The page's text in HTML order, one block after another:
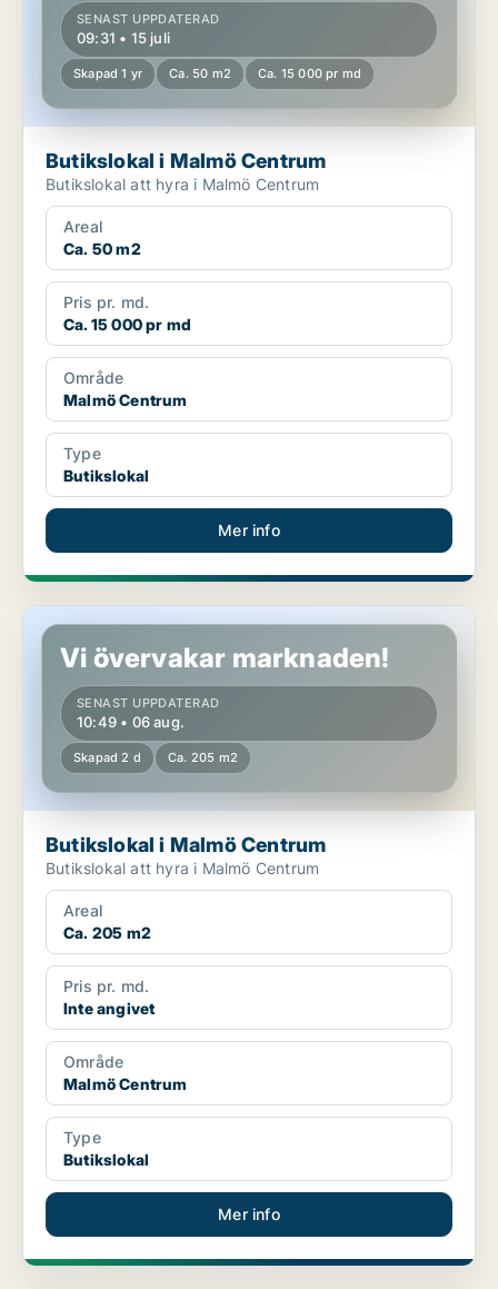
SENAST UPPDATERAD
09:31 • 15 juli
Skapad 1 yr Ca. 50 m2 Ca. 15 000 pr md
Butikslokal i Malmö Centrum
Butikslokal att hyra i Malmö Centrum
Areal
Ca. 50 m2
Pris pr. md.
Ca. 15 000 pr md
Område
Malmö Centrum
Type
Butikslokal
Mer info
Butikslokal i Malmö Centrum
Vi övervakar marknaden!
SENAST UPPDATERAD
10:49 • 06 aug.
Skapad 2 d Ca. 205 m2
Butikslokal i Malmö Centrum
Butikslokal att hyra i Malmö Centrum
Areal
Ca. 205 m2
Pris pr. md.
Inte angivet
Område
Malmö Centrum
Type
Butikslokal
Mer info